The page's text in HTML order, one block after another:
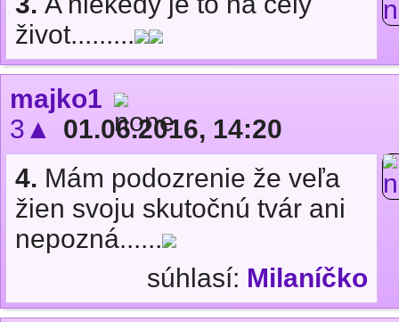
život.........
majko1
3▲
01.06.2016, 14:20
4. Mám podozrenie že veľa
žien svoju skutočnú tvár ani
nepozná......
súhlasí: Milaníčko